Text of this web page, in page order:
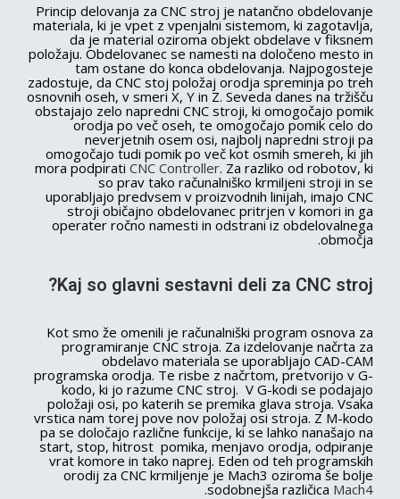
Princip delovanja za CNC stroj je natančno obdelovanje
materiala, ki je vpet z vpenjalni sistemom, ki zagotavlja,
da je material oziroma objekt obdelave v fiksnem
položaju. Obdelovanec se namesti na določeno mesto in
tam ostane do konca obdelovanja. Najpogosteje
zadostuje, da CNC stoj položaj orodja spreminja po treh
osnovnih oseh, v smeri X, Y in Z. Seveda danes na tržišču
obstajajo zelo napredni CNC stroji, ki omogočajo pomik
orodja po več oseh, te omogočajo pomik celo do
neverjetnih osem osi, najbolj napredni stroji pa
omogočajo tudi pomik po več kot osmih smereh, ki jih
mora podpirati CNC Controller. Za razliko od robotov, ki
so prav tako računalniško krmiljeni stroji in se
uporabljajo predvsem v proizvodnih linijah, imajo CNC
stroji običajno obdelovanec pritrjen v komori in ga
operater ročno namesti in odstrani iz obdelovalnega
območja.
Kaj so glavni sestavni deli za CNC stroj?
Kot smo že omenili je računalniški program osnova za
programiranje CNC stroja. Za izdelovanje načrta za
obdelavo materiala se uporabljajo CAD-CAM
programska orodja. Te risbe z načrtom, pretvorijo v G-
kodo, ki jo razume CNC stroj. V G-kodi se podajajo
položaji osi, po katerih se premika glava stroja. Vsaka
vrstica nam torej pove nov položaj osi stroja. Z M-kodo
pa se določajo različne funkcije, ki se lahko nanašajo na
start, stop, hitrost pomika, menjavo orodja, odpiranje
vrat komore in tako naprej. Eden od teh programskih
orodij za CNC krmiljenje je Mach3 oziroma še bolje
sodobnejša različica Mach4
.